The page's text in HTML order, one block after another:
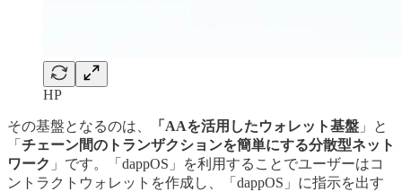
HP
その基盤となるのは、 「AAを活用したウォレット基盤 」と
「 チェーン間のトランザクションを簡単にする分散型ネット
ワーク 」です。「dappOS」を利用することでユーザーはコ
ントラクトウォレットを作成し、「dappOS」に指示を出す